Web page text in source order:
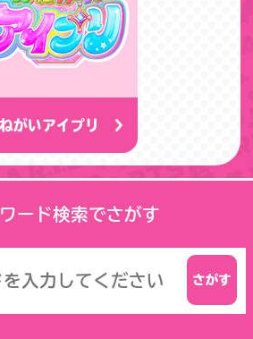
がいアイプリ
ード検索でさがす